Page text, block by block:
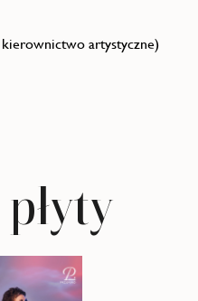
kierownictwo artystyczne)